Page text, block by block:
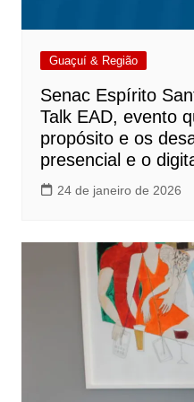
Guaçuí & Região
Senac Espírito
Talk EAD, evento
propósito e os
presencial e o
24 de janeiro de 2026